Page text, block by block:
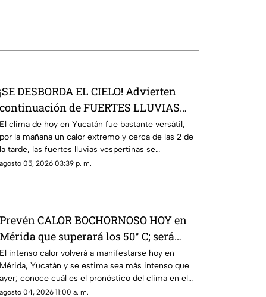
¡SE DESBORDA EL CIELO! Advierten
continuación de FUERTES LLUVIAS
HOY en Yucatán
El clima de hoy en Yucatán fue bastante versátil,
por la mañana un calor extremo y cerca de las 2 de
la tarde, las fuertes lluvias vespertinas se
manifestaron.
agosto 05, 2026 03:39 p. m.
Prevén CALOR BOCHORNOSO HOY en
Mérida que superará los 50° C; será
MÁS INTENSO que ayer
El intenso calor volverá a manifestarse hoy en
Mérida, Yucatán y se estima sea más intenso que
ayer; conoce cuál es el pronóstico del clima en el
Estado.
agosto 04, 2026 11:00 a. m.